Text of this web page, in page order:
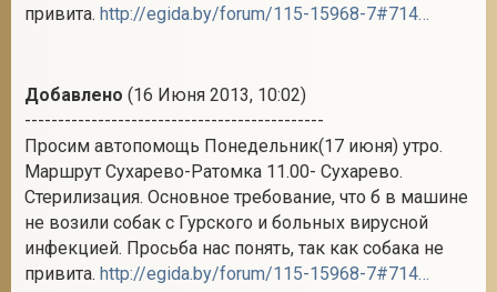
привита.
http://egida.by/forum/115-15968-7#714041
Добавлено (16 Июня 2013, 10:02)
---------------------------------------------
Просим автопомощь Понедельник(17 июня) утро.
Маршрут Сухарево-Ратомка 11.00- Сухарево.
Стерилизация. Основное требование, что б в машине
не возили собак с Гурского и больных вирусной
инфекцией. Просьба нас понять, так как собака не
привита.
http://egida.by/forum/115-15968-7#714041